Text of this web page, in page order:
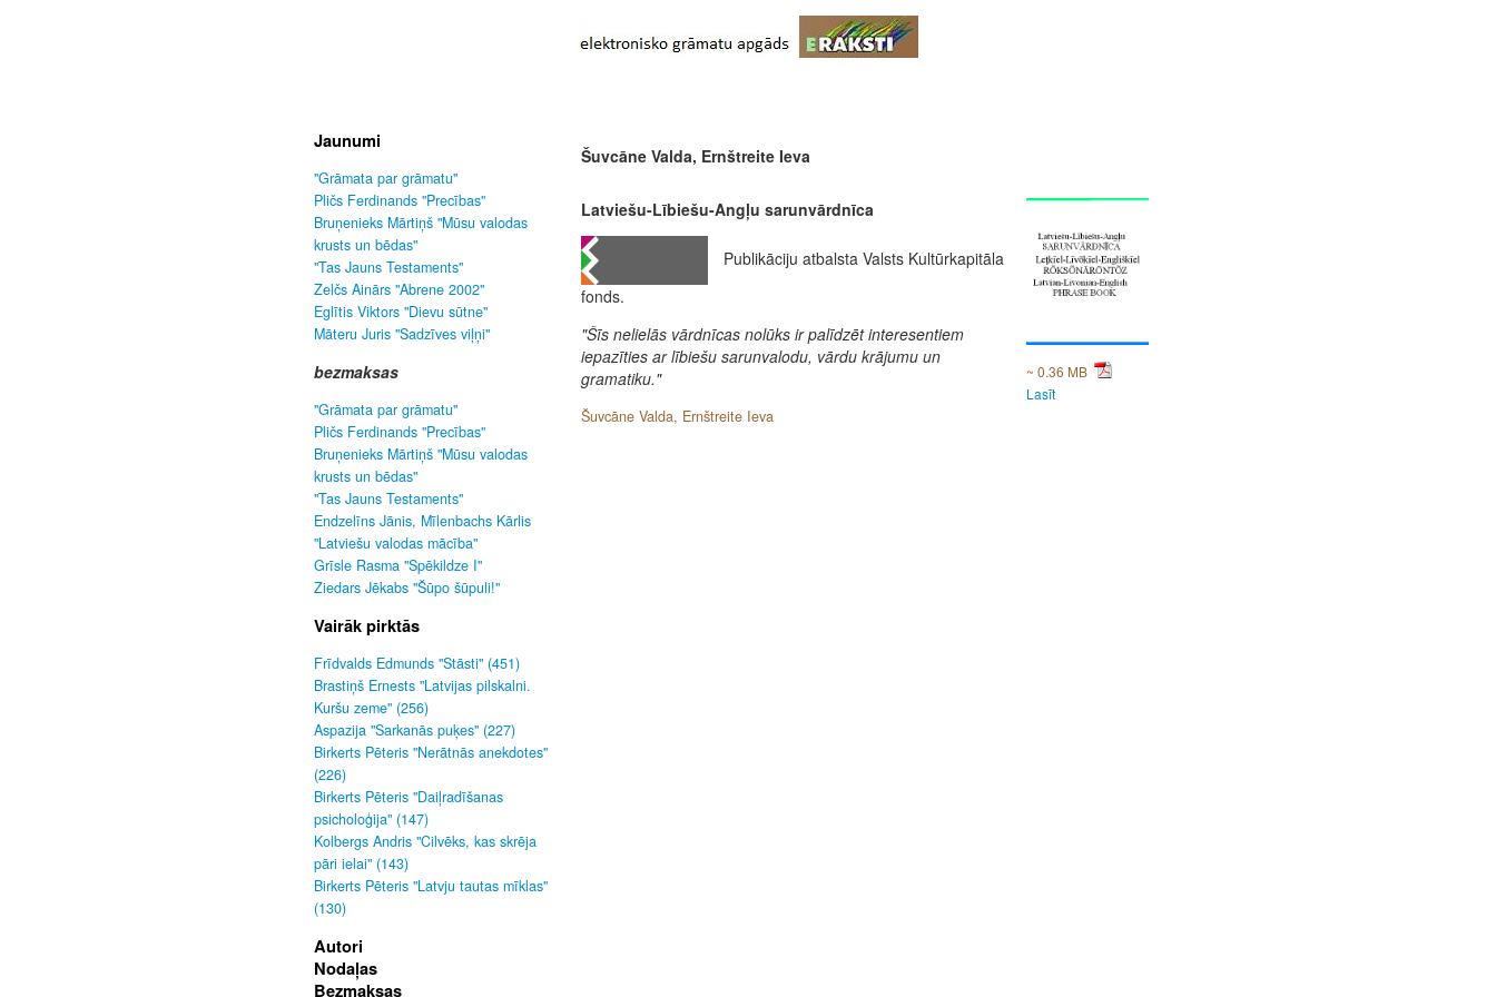
Jaunumi
"Grāmata par grāmatu"
Pličs Ferdinands "Precības"
Bruņenieks Mārtiņš "Mūsu valodas
krusts un bēdas"
"Tas Jauns Testaments"
Zelčs Ainārs "Abrene 2002"
Eglītis Viktors "Dievu sūtne"
Māteru Juris "Sadzīves viļņi"
bezmaksas
"Grāmata par grāmatu"
Pličs Ferdinands "Precības"
Bruņenieks Mārtiņš "Mūsu valodas
krusts un bēdas"
"Tas Jauns Testaments"
Endzelīns Jānis, Mīlenbachs Kārlis
"Latviešu valodas mācība"
Grīsle Rasma "Spēkildze I"
Ziedars Jēkabs "Šūpo šūpuli!"
Vairāk pirktās
Frīdvalds Edmunds "Stāsti" (451)
Brastiņš Ernests "Latvijas pilskalni.
Kuršu zeme" (256)
Aspazija "Sarkanās puķes" (227)
Birkerts Pēteris "Nerātnās anekdotes"
(226)
Birkerts Pēteris "Daiļradīšanas
psicholoģija" (147)
Kolbergs Andris "Cilvēks, kas skrēja
pāri ielai" (143)
Birkerts Pēteris "Latvju tautas mīklas"
(130)
Autori
Nodaļas
Bezmaksas
Šuvcāne Valda, Ernštreite Ieva
Latviešu-Lībiešu-Angļu sarunvārdnīca
Publikāciju atbalsta Valsts Kultūrkapitāla
fonds.
"Šīs nelielās vārdnīcas nolūks ir palīdzēt interesentiem
iepazīties ar lībiešu sarunvalodu, vārdu krājumu un
gramatiku."
Šuvcāne Valda, Ernštreite Ieva
~ 0.36 MB
Lasīt